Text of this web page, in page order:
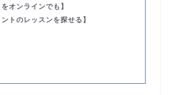
オンラインでも】
ントのレッスンを探せる】